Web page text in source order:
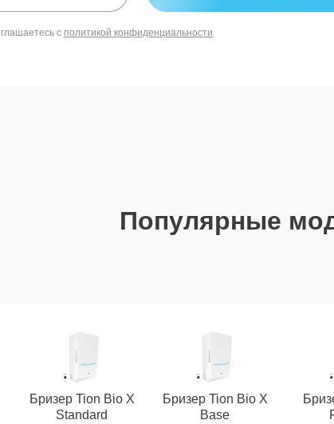
с политикой конфиденциальности
Популярные
Бризер Tion Bio X
Standard
Бризер Tion Bio X
Base